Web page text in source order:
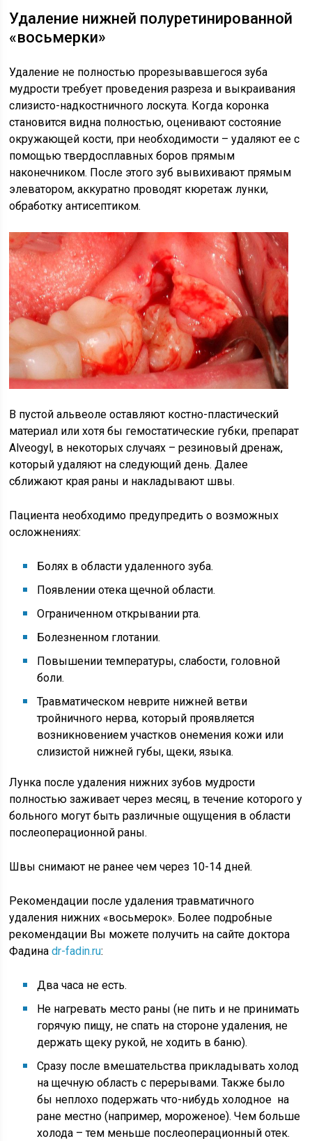
Удаление нижней полуретинированной
«восьмерки»
Удаление не полностью прорезывавшегося зуба
мудрости требует проведения разреза и выкраивания
слизисто-надкостничного лоскута. Когда коронка
становится видна полностью, оценивают состояние
окружающей кости, при необходимости – удаляют ее с
помощью твердосплавных боров прямым
наконечником. После этого зуб вывихивают прямым
элеватором, аккуратно проводят кюретаж лунки,
обработку антисептиком.
В пустой альвеоле оставляют костно-пластический
материал или хотя бы гемостатические губки, препарат
Alveogyl, в некоторых случаях – резиновый дренаж,
который удаляют на следующий день. Далее
сближают края раны и накладывают швы.
Пациента необходимо предупредить о возможных
осложнениях:
Болях в области удаленного зуба.
Появлении отека щечной области.
Ограниченном открывании рта.
Болезненном глотании.
Повышении температуры, слабости, головной
боли.
Травматическом неврите нижней ветви
тройничного нерва, который проявляется
возникновением участков онемения кожи или
слизистой нижней губы, щеки, языка.
Лунка после удаления нижних зубов мудрости
полностью заживает через месяц, в течение которого у
больного могут быть различные ощущения в области
послеоперационной раны.
Швы снимают не ранее чем через 10-14 дней.
Рекомендации после удаления травматичного
удаления нижних «восьмерок». Более подробные
рекомендации Вы можете получить на сайте доктора
Фадинаdr-fadin.ru:
Два часа не есть.
Не нагревать место раны (не пить и не принимать
горячую пищу, не спать на стороне удаления, не
держать щеку рукой, не ходить в баню).
Сразу после вмешательства прикладывать холод
на щечную область с перерывами. Также было
бы неплохо подержать что-нибудь холодное на
ране местно (например, мороженое). Чем больше
холода – тем меньше послеоперационный отек.